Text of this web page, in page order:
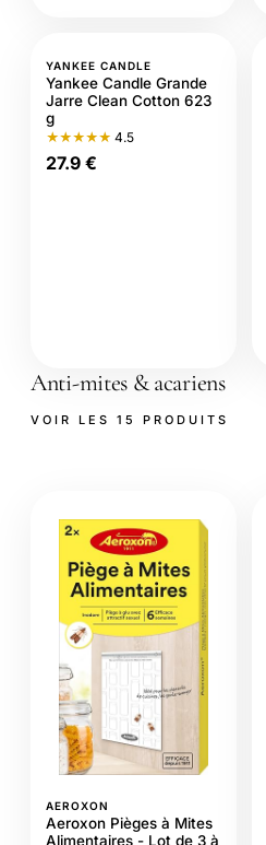
YANKEE CANDLE
Yankee Candle Grande
Jarre Clean Cotton 623
g
★★★★★ 4.5
27.9 €
Anti-mites & acariens
VOIR LES 15 PRODUITS
AEROXON
Aeroxon Pièges à Mites
Alimentaires - Lot de 3 à